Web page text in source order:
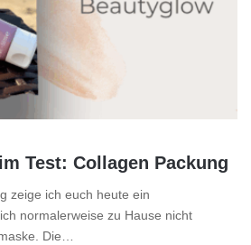
Test: Collagen Packung
zeige ich euch heute ein
normalerweise zu Hause nicht
Die…